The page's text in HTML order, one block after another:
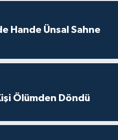
Hande Ünsal Sahne
Ölümden Döndü